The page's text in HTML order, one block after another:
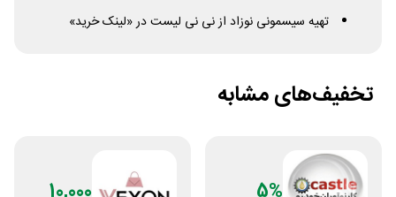
تهیه سیسمونی نوزاد از نی نی لیست در «لینک خرید»
تخفیف‌های مشابه